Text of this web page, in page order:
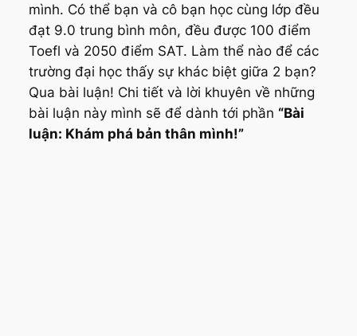
mình. Có thể bạn và cô bạn học cùng lớp đều
đạt 9.0 trung bình môn, đều được 100 điểm
Toefl và 2050 điểm SAT. Làm thể nào để các
trường đại học thấy sự khác biệt giữa 2 bạn?
Qua bài luận! Chi tiết và lời khuyên về những
bài luận này mình sẽ để dành tới phần “Bài
luận: Khám phá bản thân mình!”